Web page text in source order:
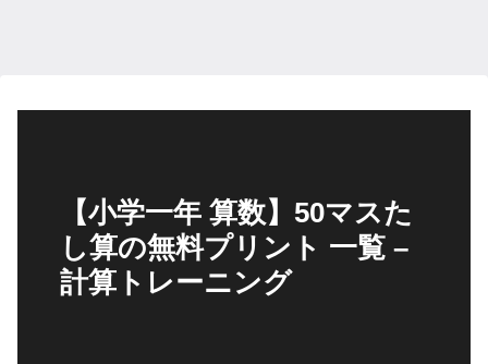
【小学一年 算数】50マスた
し算の無料プリント 一覧 –
計算トレーニング